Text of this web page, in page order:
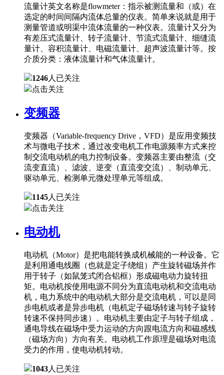
流量计英文名称是flowmeter：指示被测流量和（或）在
选定的时间间隔内流体总量的仪表。简单来说就是用于
测量管道或明渠中流体流量的一种仪表。流量计又分为
有差压式流量计、转子流量计、节流式流量计、细缝流
量计、容积流量计、电磁流量计、超声波流量计等。按
介质分类：液体流量计和气体流量计。
1246人已关注
点击关注
变频器
变频器（Variable-frequency Drive，VFD）是应用变频技
术与微电子技术，通过改变电机工作电源频率方式来控
制交流电动机的电力控制设备。变频器主要由整流（交
流变直流）、滤波、逆变（直流变交流）、制动单元、
驱动单元、检测单元微处理单元等组成。
1145人已关注
点击关注
电动机
电动机（Motor）是把电能转换成机械能的一种设备。它
是利用通电线圈（也就是定子绕组）产生旋转磁场并作
用于转子（如鼠笼式闭合铝框）形成磁电动力旋转扭
矩。电动机按使用电源不同分为直流电动机和交流电动
机，电力系统中的电动机大部分是交流电机，可以是同
步电机或者是异步电机（电机定子磁场转速与转子旋转
转速不保持同步速）。电动机主要由定子与转子组成，
通电导线在磁场中受力运动的方向跟电流方向和磁感线
（磁场方向）方向有关。电动机工作原理是磁场对电流
受力的作用，使电动机转动。
1043人已关注